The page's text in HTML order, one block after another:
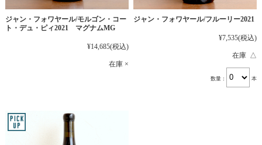
ジャン・フォワヤール/モルゴン・コー
ト・デュ・ピィ2021 マグナムMG
¥14,685(税込)
在庫 ×
ジャン・フォワヤール/フルーリー2021
¥7,535(税込)
在庫 △
数量： 本